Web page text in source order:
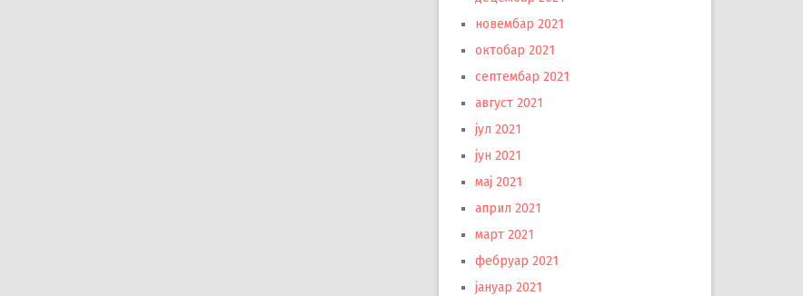
новембар 2021
октобар 2021
септембар 2021
август 2021
јул 2021
јун 2021
мај 2021
април 2021
март 2021
фебруар 2021
јануар 2021